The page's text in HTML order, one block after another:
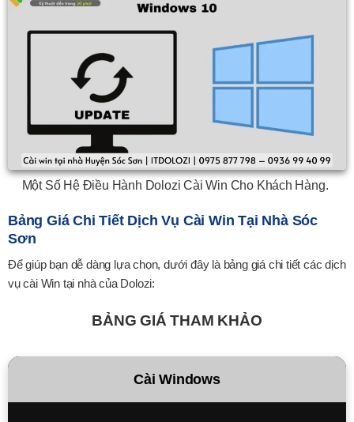
Một Số Hệ Điều Hành Dolozi Cài Win Cho Khách Hàng.
Bảng Giá Chi Tiết Dịch Vụ Cài Win Tại Nhà Sóc
Sơn
Để giúp bạn dễ dàng lựa chọn, dưới đây là bảng giá chi tiết các dịch
vụ cài Win tại nhà của Dolozi:
BẢNG GIÁ THAM KHẢO
Cài Windows